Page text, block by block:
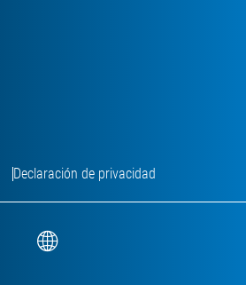
Declaración de privacidad